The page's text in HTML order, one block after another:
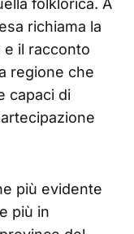
folklorica. A
richiama la
e il racconto
regione che
capaci di
più evidente
più in